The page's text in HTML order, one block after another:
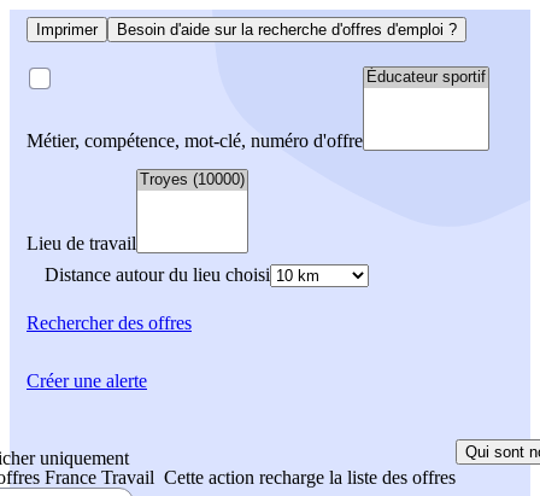
Imprimer Besoin d'aide sur la recherche d'offres d'emploi ?
Métier, compétence, mot-clé, numéro d'offre
Lieu de travail
Distance autour du lieu choisi
Rechercherdes offres
uniquement
France Travail Cette action recharge la liste des offres
Qui sont
Créer une alerte